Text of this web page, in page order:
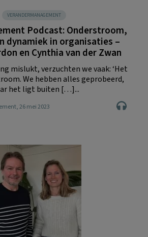
VERANDERMANAGEMENT
Podcast: Onderstroom,
dynamiek in organisaties –
en Cynthia van der Zwan
mislukt, verzuchten we vaak: ‘Het
We hebben alles geprobeerd,
het ligt buiten […]...
, 26 mei 2023